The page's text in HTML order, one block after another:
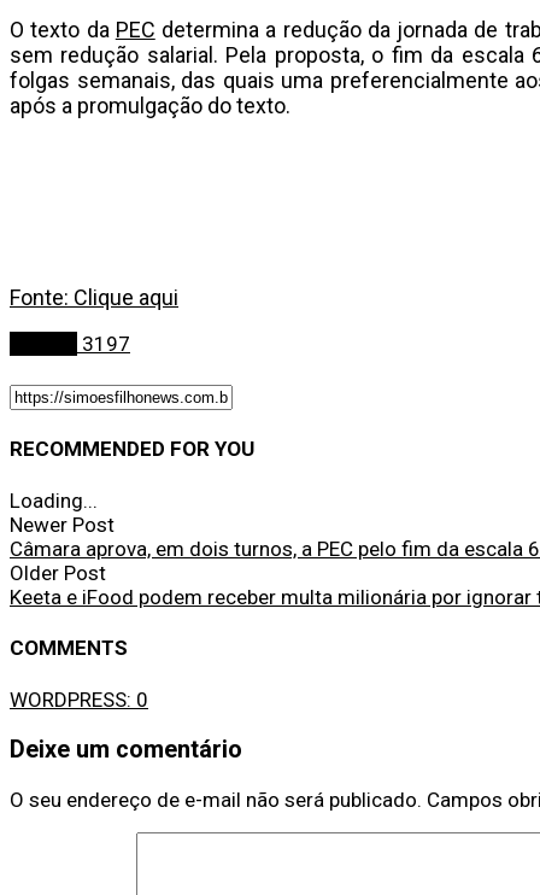
O texto da PEC determina a redução da jornada de
sem redução salarial. Pela proposta, o fim da escala
folgas semanais, das quais uma preferencialmente
após a promulgação do texto.
Fonte: Clique aqui
3197
RECOMMENDED FOR YOU
Loading...
Newer Post
Câmara aprova, em dois turnos, a PEC pelo fim da escala
Older Post
Keeta e iFood podem receber multa milionária por ignorar
COMMENTS
WORDPRESS: 0
Deixe um comentário
O seu endereço de e-mail não será publicado. Campos